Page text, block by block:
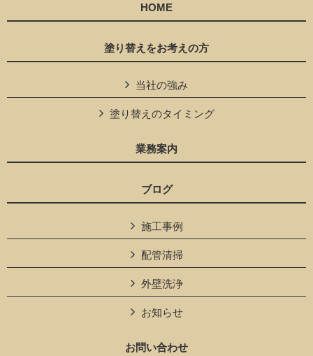
HOME
塗り替えをお考えの方
当社の強み
塗り替えのタイミング
業務案内
ブログ
施工事例
配管清掃
外壁洗浄
お知らせ
お問い合わせ